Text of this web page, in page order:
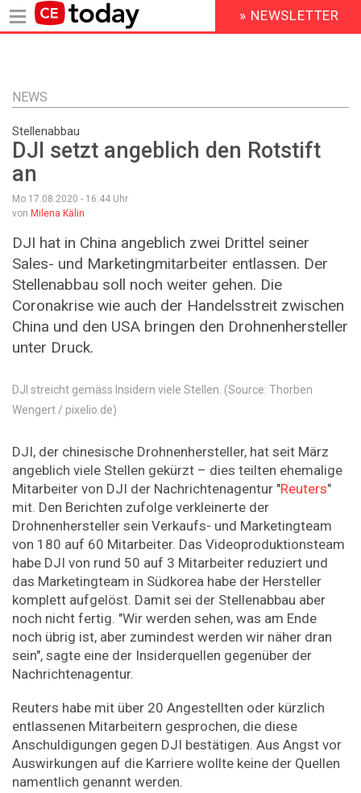
Inhalt
HEADER
MENU
» NEWSLETTER
NEWS
Stellenabbau
DJI setzt angeblich den Rotstift
an
Mo 17.08.2020 - 16:44 Uhr
von Milena Kälin
DJI hat in China angeblich zwei Drittel seiner
Sales- und Marketingmitarbeiter entlassen. Der
Stellenabbau soll noch weiter gehen. Die
Coronakrise wie auch der Handelsstreit zwischen
China und den USA bringen den Drohnenhersteller
unter Druck.
DJI streicht gemäss Insidern viele Stellen. (Source: Thorben
Wengert / pixelio.de)
DJI, der chinesische Drohnenhersteller, hat seit März
angeblich viele Stellen gekürzt – dies teilten ehemalige
Mitarbeiter von DJI der Nachrichtenagentur "Reuters"
mit. Den Berichten zufolge verkleinerte der
Drohnenhersteller sein Verkaufs- und Marketingteam
von 180 auf 60 Mitarbeiter. Das Videoproduktionsteam
habe DJI von rund 50 auf 3 Mitarbeiter reduziert und
das Marketingteam in Südkorea habe der Hersteller
komplett aufgelöst. Damit sei der Stellenabbau aber
noch nicht fertig. "Wir werden sehen, was am Ende
noch übrig ist, aber zumindest werden wir näher dran
sein", sagte eine der Insiderquellen gegenüber der
Nachrichtenagentur.
Reuters habe mit über 20 Angestellten oder kürzlich
entlassenen Mitarbeitern gesprochen, die diese
Anschuldigungen gegen DJI bestätigen. Aus Angst vor
Auswirkungen auf die Karriere wollte keine der Quellen
namentlich genannt werden.